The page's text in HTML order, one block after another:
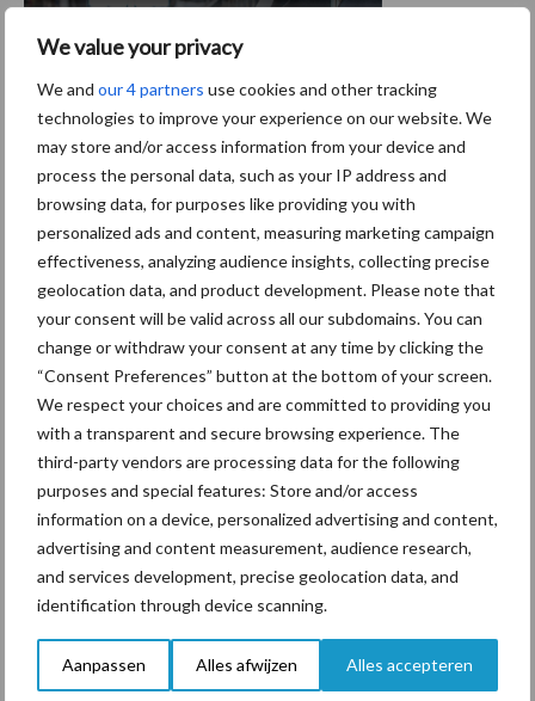
We value your privacy
We and our 4 partners use cookies and other tracking
technologies to improve your experience on our website. We
may store and/or access information from your device and
process the personal data, such as your IP address and
browsing data, for purposes like providing you with
personalized ads and content, measuring marketing campaign
effectiveness, analyzing audience insights, collecting precise
geolocation data, and product development. Please note that
your consent will be valid across all our subdomains. You can
change or withdraw your consent at any time by clicking the
“Consent Preferences” button at the bottom of your screen.
We respect your choices and are committed to providing you
with a transparent and secure browsing experience. The
third-party vendors are processing data for the following
purposes and special features: Store and/or access
information on a device, personalized advertising and content,
advertising and content measurement, audience research,
and services development, precise geolocation data, and
identification through device scanning.
Aanpassen Alles afwijzen Alles accepteren
erijbeurs
focust
op
robotica
plaatsvindt van dinsdag 12 tot vrijdag 17 september 2017, heeft
dit jaar uitdrukkelijk aandacht voor de voortschrijdende
automatisering in de intensieve veehouderij. … [Lees meer...]
focust
op
robotica
Primaire
Sidebar
Recent nieuws Partner nieuws
BoviMove zorgt voor
eenvoudige, sluitende en
betrouwbare traceerbaarheid
van rundveetransporten
Tien praktische tips voor een